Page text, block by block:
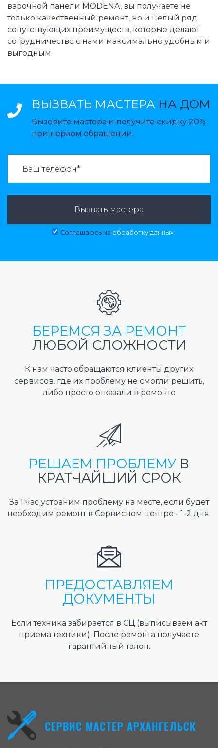
варочной панели MODENA, вы получаете не
только качественный ремонт, но и целый ряд
сопутствующих преимуществ, которые делают
сотрудничество с нами максимально удобным и
выгодным.
ВЫЗВАТЬ МАСТЕРА НА ДОМ
Вызовите мастера и получите скидку 20%
при первом обращении.
Вызвать мастера
Соглашаюсь на обработку данных
БЕРЕМСЯ ЗА РЕМОНТ
ЛЮБОЙ СЛОЖНОСТИ
К нам часто обращаются клиенты других
сервисов, где их проблему не смогли решить,
либо просто отказали в ремонте
РЕШАЕМ ПРОБЛЕМУ В
КРАТЧАЙШИЙ СРОК
За 1 час устраним проблему на месте, если будет
необходим ремонт в Сервисном центре - 1-2 дня.
ПРЕДОСТАВЛЯЕМ
ДОКУМЕНТЫ
Если техника забирается в СЦ (выписываем акт
приема техники). После ремонта получаете
гарантийный талон.
СЕРВИС МАСТЕР АРХАНГЕЛЬСК